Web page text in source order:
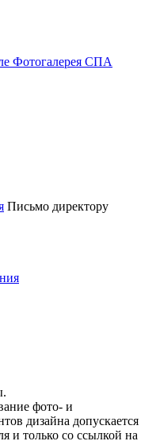
Фотогалерея СПА
Письмо директору
фото- и
дизайна допускается
и только со ссылкой на